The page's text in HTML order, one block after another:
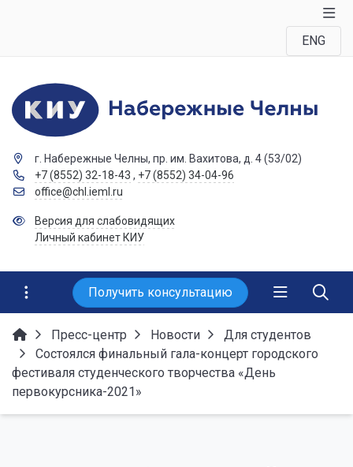
ENG
г. Набережные Челны, пр. им. Вахитова, д. 4 (53/02)
+7 (8552) 32-18-43 , +7 (8552) 34-04-96
office@chl.ieml.ru
Версия для слабовидящих
Личный кабинет КИУ
Получить консультацию
Пресс-центр Новости
Для студентов
Состоялся финальный гала-концерт городского
фестиваля студенческого творчества «День
первокурсника-2021»